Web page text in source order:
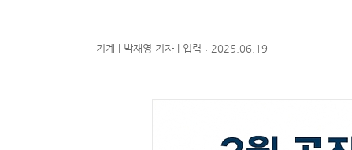
기계 | 박재영 기자 | 입력 : 2025.06.19